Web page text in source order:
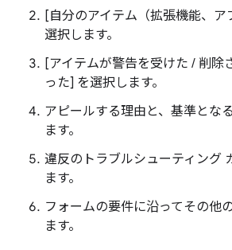
[自分のアイテム（拡張機能、ア
選択します。
[アイテムが警告を受けた / 削除
った] を選択します。
アピールする理由と、基準とな
ます。
違反のトラブルシューティング
ます。
フォームの要件に沿ってその他
ます。